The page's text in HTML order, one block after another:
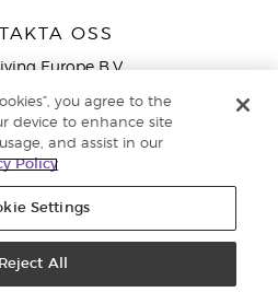
OSS
Europe B.V.
AJ Groningen
lokalsamtal (ej från
020 793400
Sekretess
you agree to the
device to enhance site
and assist in our
Policy
Settings
Reject All